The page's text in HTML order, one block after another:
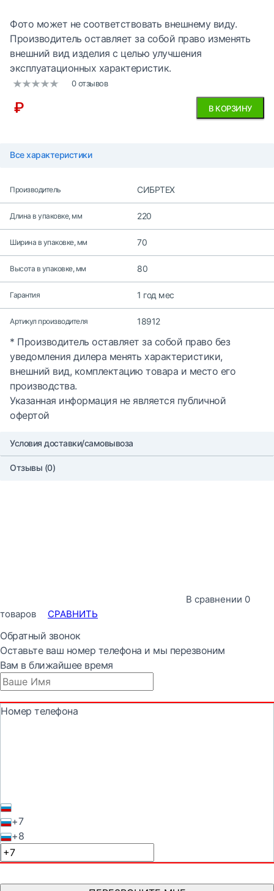
Фото может не соответствовать внешнему виду.
Производитель оставляет за собой право изменять
внешний вид изделия с целью улучшения
эксплуатационных характеристик.
0 отзывов
₽ В КОРЗИНУ
Все характеристики
Производитель СИБРТЕХ
Длина в упаковке, мм 220
Ширина в упаковке, мм 70
Высота в упаковке, мм 80
Гарантия 1 год мес
Артикул производителя 18912
* Производитель оставляет за собой право без
уведомления дилера менять характеристики,
внешний вид, комплектацию товара и место его
производства.
Указанная информация не является публичной
офертой
Условия доставки/самовывоза
Отзывы (0)
В сравнении 0
товаров
СРАВНИТЬ
Обратный звонок
Оставьте ваш номер телефона и мы перезвоним
Вам в ближайшее время
Номер телефона
+7
+8